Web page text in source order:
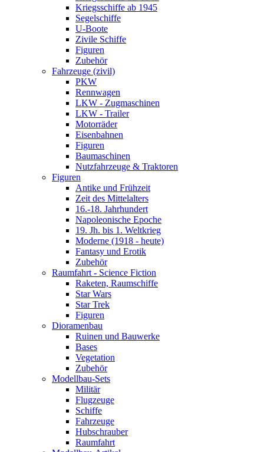
Kriegsschiffe ab 1945
Segelschiffe
U-Boote
Zivile Schiffe
Figuren
Zubehör
Fahrzeuge (zivil)
PKW
Rennwagen
LKW - Zugmaschinen
LKW - Trailer
Motorräder
Eisenbahnen
Figuren
Baumaschinen
Nutzfahrzeuge & Traktoren
Figuren
Antike und Frühzeit
Zeit des Mittelalters
16.-18. Jahrhundert
Napoleonische Epoche
19. Jh. bis 1. Weltkrieg
Moderne (1918 - heute)
Fantasy und Erotik
Zubehör
Raumfahrt - Science Fiction
Raketen, Raumschiffe
Star Wars
Star Trek
Figuren
Dioramenbau
Ruinen und Bauwerke
Bases
Vegetation
Zubehör
Modellbau-Sets
Militär
Flugzeuge
Schiffe
Fahrzeuge
Hubschrauber
Raumfahrt